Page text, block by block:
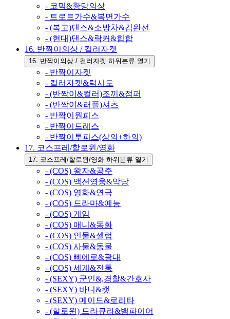
- 코믹&황당의상
- 트로트가수&복면가수
- (복고)댄스&소방차&김완선
- (현대)댄스&락커&힙합
16. 반짝이의상 / 컬러자켓
16. 반짝이의상 / 컬러자켓 하위분류 열기
- 반짝이자켓
- 컬러자켓&턱시도
- (반짝이&컬러)조끼&점퍼
- (반짝이&러플)셔츠
- 반짝이원피스
- 반짝이드레스
- 반짝이투피스(상의+하의)
17. 코스프레/할로윈/영화
17. 코스프레/할로윈/영화 하위분류 열기
- (COS) 왕자&공주
- (COS) 액션영웅&악당
- (COS) 영화&연극
- (COS) 드라마&예능
- (COS) 게임
- (COS) 애니&동화
- (COS) 인물&셀럽
- (COS) 사물&동물
- (COS) 삐에로&광대
- (COS) 세계&전통
- (SEXY) 군인&,경찰&간호사
- (SEXY) 바니&캣
- (SEXY) 메이드&로리타
- (할로윈) 드라큐라&뱀파이어